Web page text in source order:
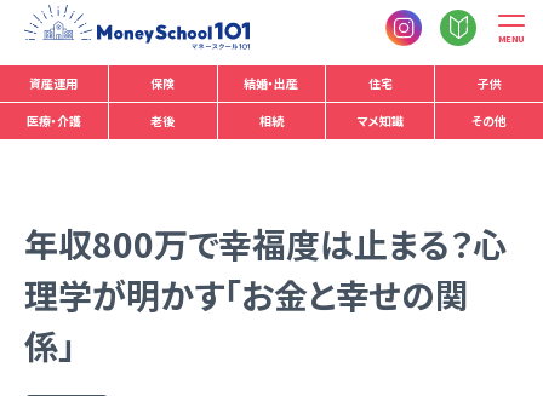
MENU
TOP > おかねの小槌 年収800万で幸福度は止まる？心理学が明
年収800万で幸福度は止まる？心
理学が明かす「お金と幸せの関
係」
資産運用 保険 結婚・出産 住宅 子供
医療・介護 老後 相続 マメ知識 その他